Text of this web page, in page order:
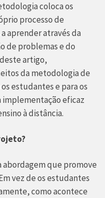
coloca os
processo de
aprender através da
de problemas e do
artigo,
da metodologia de
estudantes e para os
implementação eficaz
à distância.
que promove
vez de os estudantes
como acontece